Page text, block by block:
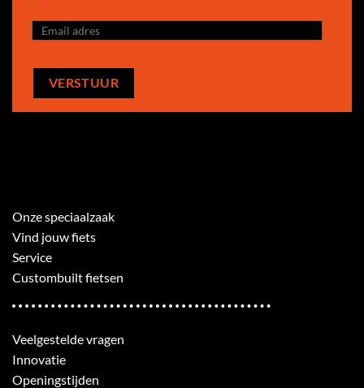
Onze speciaalzaak
Vind jouw fiets
Service
Custombuilt fietsen
Veelgestelde vragen
Innovatie
Openingstijden